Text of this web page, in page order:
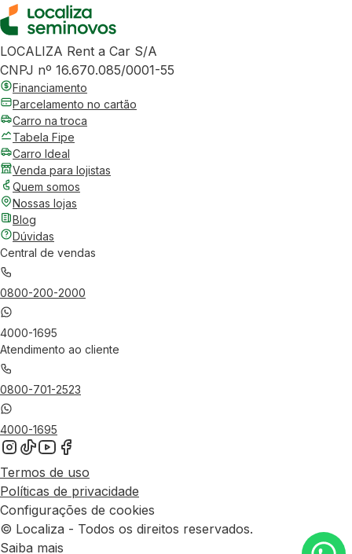
LOCALIZA Rent a Car S/A
CNPJ nº 16.670.085/0001-55
Financiamento
Parcelamento no cartão
Carro na troca
Tabela Fipe
Carro Ideal
Venda para lojistas
Quem somos
Nossas lojas
Blog
Dúvidas
Central de vendas
0800-200-2000
4000-1695
Atendimento ao cliente
0800-701-2523
4000-1695
Termos de uso
Políticas de privacidade
Configurações de cookies
© Localiza - Todos os direitos reservados.
Saiba mais